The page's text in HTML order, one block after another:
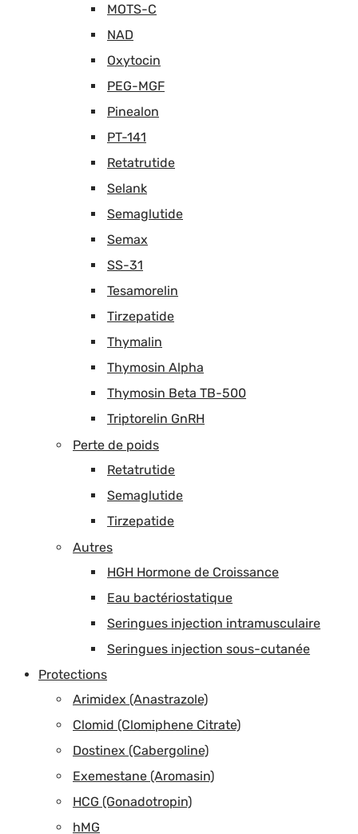
MOTS-C
NAD
Oxytocin
PEG-MGF
Pinealon
PT-141
Retatrutide
Selank
Semaglutide
Semax
SS-31
Tesamorelin
Tirzepatide
Thymalin
Thymosin Alpha
Thymosin Beta TB-500
Triptorelin GnRH
Perte de poids
Retatrutide
Semaglutide
Tirzepatide
Autres
HGH Hormone de Croissance
Eau bactériostatique
Seringues injection intramusculaire
Seringues injection sous-cutanée
Protections
Arimidex (Anastrazole)
Clomid (Clomiphene Citrate)
Dostinex (Cabergoline)
Exemestane (Aromasin)
HCG (Gonadotropin)
hMG